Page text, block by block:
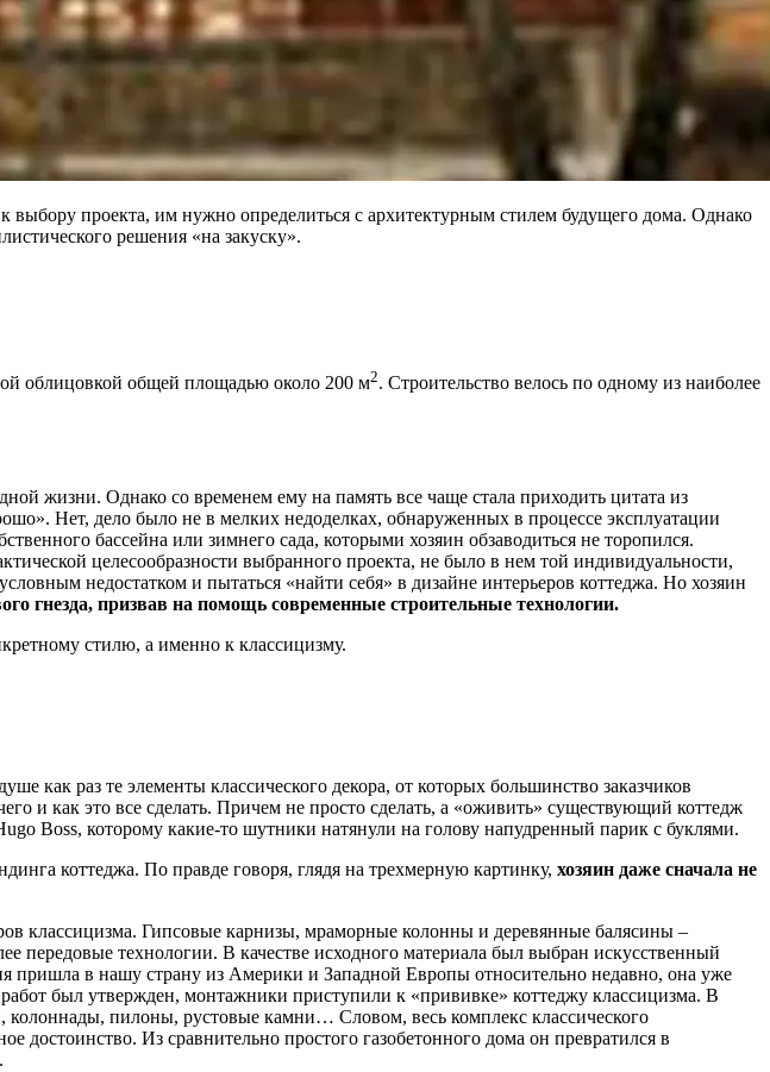
проекта, им нужно определиться с архитектурным стилем будущего дома. Однако
решения «на закуску».
облицовкой общей площадью около 200 м2. Строительство велось по одному из наиболее
жизни. Однако со временем ему на память все чаще стала приходить цитата из
Нет, дело было не в мелких недоделках, обнаруженных в процессе эксплуатации
бассейна или зимнего сада, которыми хозяин обзаводиться не торопился.
целесообразности выбранного проекта, не было в нем той индивидуальности,
недостатком и пытаться «найти себя» в дизайне интерьеров коттеджа. Но хозяин
гнезда, призвав на помощь современные строительные технологии.
стилю, а именно к классицизму.
как раз те элементы классического декора, от которых большинство заказчиков
и как это все сделать. Причем не просто сделать, а «оживить» существующий коттедж
Boss, которому какие-то шутники натянули на голову напудренный парик с буклями.
коттеджа. По правде говоря, глядя на трехмерную картинку, хозяин даже сначала не
классицизма. Гипсовые карнизы, мраморные колонны и деревянные балясины –
передовые технологии. В качестве исходного материала был выбран искусственный
пришла в нашу страну из Америки и Западной Европы относительно недавно, она уже
был утвержден, монтажники приступили к «прививке» коттеджу классицизма. В
пилоны, рустовые камни… Словом, весь комплекс классического
достоинство. Из сравнительно простого газобетонного дома он превратился в